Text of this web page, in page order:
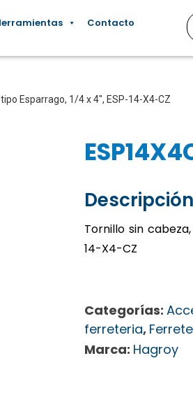
Contacto
Esparrago, 1/4 x 4″, ESP-14-X4-CZ
Tornillo sin
14-X4-CZ
Categorías:
ferreteria,
Marca: Hagroy